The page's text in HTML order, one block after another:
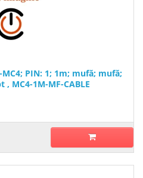
PIN: 1; 1m; mufă; mufă;
MC4-1M-MF-CABLE